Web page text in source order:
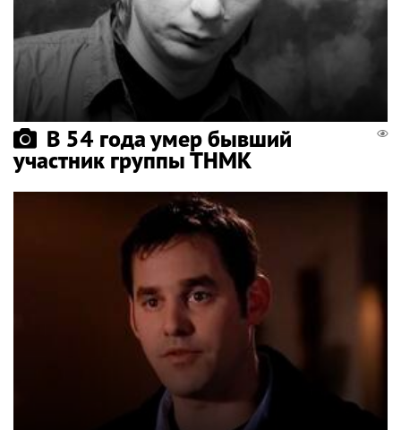
В 54 года умер бывший
участник группы ТНМК